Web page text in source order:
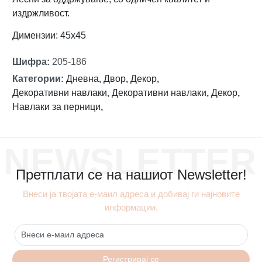
издржливост.
Димензии: 45х45
Шифра: 205-186
Категории: Дневна, Двор, Декор,
Декоративни навлаки, Декоративни навлаки, Декор,
Навлаки за перници,
NEWSLETTER
Претплати се на нашиот Newsletter!
Внеси ја твојата е-маил адреса и добивај ги најновите
информации.
Регистрирај се